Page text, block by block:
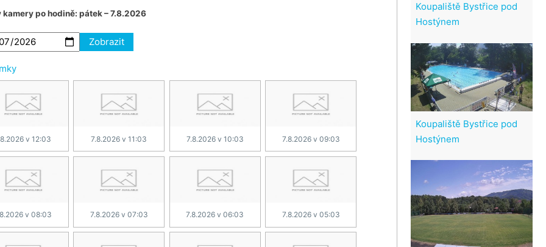
kamery po hodině: pátek – 7.8.2026
Zobrazit
v 12:03 7.8.2026 v 11:03 7.8.2026 v 10:03 7.8.2026 v 09:03
v 08:03 7.8.2026 v 07:03 7.8.2026 v 06:03 7.8.2026 v 05:03
Koupaliště Bystřice pod
Hostýnem
Koupaliště Bystřice pod
Hostýnem